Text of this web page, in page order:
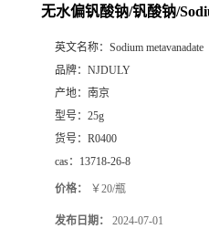
无水偏钒酸钠/钒酸钠/
英文名称： Sodium metavanadate
品牌： NJDULY
产地： 南京
型号： 25g
货号： R0400
cas： 13718-26-8
价格： ￥20/瓶
发布日期： 2024-07-01